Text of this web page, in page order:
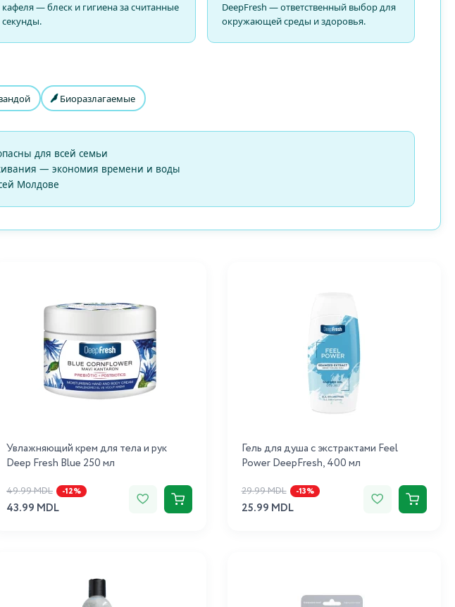
кафеля — блеск и гигиена за считанные
секунды.
DeepFresh — ответственный выбор для
окружающей среды и здоровья.
Биоразлагаемые
для всей семьи
— экономия времени и воды
Молдове
Увлажняющий крем для тела и рук
Deep Fresh Blue 250 мл
49.99 MDL -12%
43.99 MDL
Гель для душа с экстрактами Feel
Power DeepFresh, 400 мл
29.99 MDL -13%
25.99 MDL